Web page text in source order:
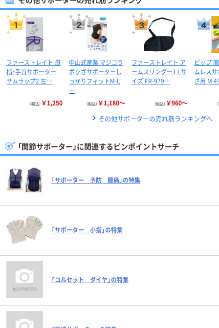
ファーストレイト 母
指・手首サポーター
サムラップ2 左…
（税込） ￥1,250
中山式産業 マジコラ
ボひざサポーターし
っかりフィットM-L
…
（税込） ￥1,180～
ファーストレイト ア
ームスリングー1 Lサ
イズ FR-979…
（税込） ￥960～
ピップ
ムレス
ざ用 M
その他サポーターの売れ筋ランキングへ
「関節サポーター」に関連するピンポイントサーチ
「サポーター 予防 腰痛」の特集
「サポーター 小指」の特集
「コルセット ダイヤ」の特集